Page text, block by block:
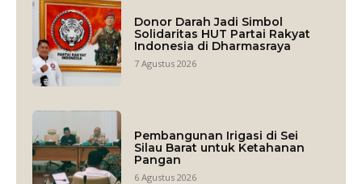
Donor Darah Jadi Simbol
Solidaritas HUT Partai Rakyat
Indonesia di Dharmasraya
7 Agustus 2026
Pembangunan Irigasi di Sei
Silau Barat untuk Ketahanan
Pangan
6 Agustus 2026